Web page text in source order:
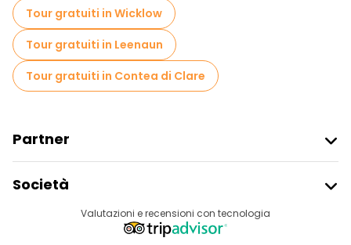
Tour gratuiti in Wicklow
Tour gratuiti in Leenaun
Tour gratuiti in Contea di Clare
Partner
Accesso Del Fornitore
Programma Di Affiliazione
Società
DestinazioniValutazioni e recensioni con tecnologia